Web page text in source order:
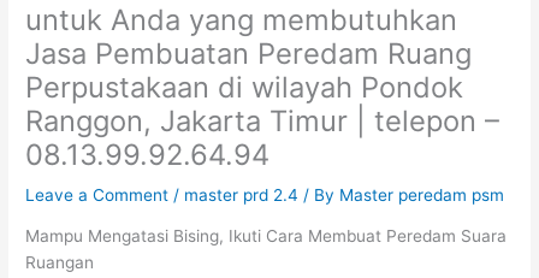
untuk Anda yang membutuhkan
Jasa Pembuatan Peredam Ruang
Perpustakaan di wilayah Pondok
Ranggon, Jakarta Timur | telepon –
08.13.99.92.64.94
Leave a Comment / master prd 2.4 / By Master peredam psm
Mampu Mengatasi Bising, Ikuti Cara Membuat Peredam Suara
Ruangan